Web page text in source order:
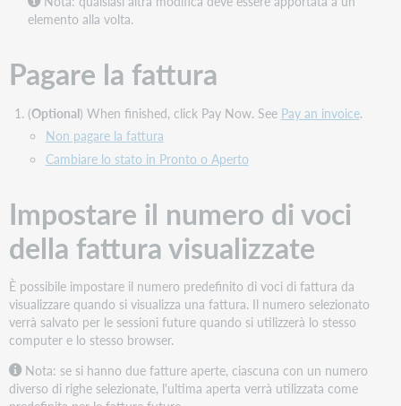
elemento alla volta.
Pagare la fattura
(Optional) When finished, click Pay Now. See Pay an invoice.
Non pagare la fattura
Cambiare lo stato in Pronto o Aperto
Impostare il numero di voci
della fattura visualizzate
È possibile impostare il numero predefinito di voci di fattura da
visualizzare quando si visualizza una fattura. Il numero selezionato
verrà salvato per le sessioni future quando si utilizzerà lo stesso
computer e lo stesso browser.
Nota: se si hanno due fatture aperte, ciascuna con un numero
diverso di righe selezionate, l'ultima aperta verrà utilizzata come